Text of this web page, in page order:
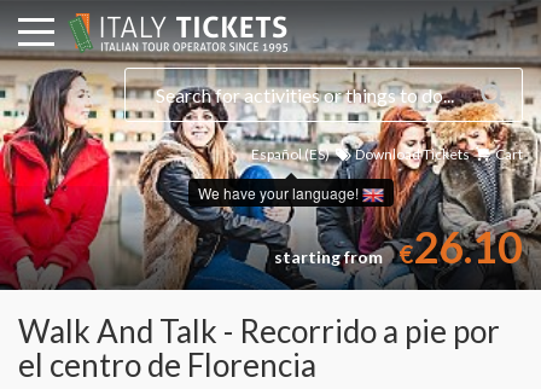
Español (ES)
We have your language!
Download Tickets Cart
starting from €26.10
Walk And Talk - Recorrido a pie por
el centro de Florencia
Select a date